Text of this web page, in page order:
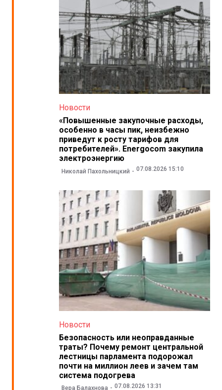
Новости
«Повышенные закупочные расходы,
особенно в часы пик, неизбежно
приведут к росту тарифов для
потребителей». Energocom закупила
электроэнергию
Николай Пахольницкий 07.08.2026 15:10
Новости
Безопасность или неоправданные
траты? Почему ремонт центральной
лестницы парламента подорожал
почти на миллион леев и зачем там
система подогрева
Вера Балахнова 07.08.2026 13:31